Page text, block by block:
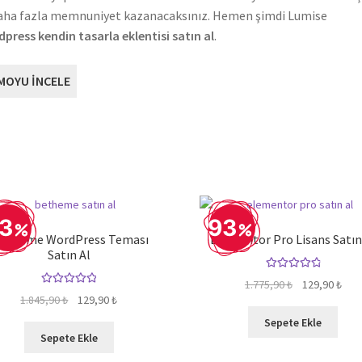
fazla memnuniyet kazanacaksınız. Hemen şimdi Lumise
kendin tasarla eklentisi satın al.
İNCELE
WordPress Teması
Satın Al
5.00oy aldı
1.845,90₺
Orijinal
1.845,90 ₺.
129,90₺Şu
Sepete Ekle
Elementor Pro Lisans
4.92 oy aldı
93
1.775,90₺
Orijinal
1.775,90 ₺.
129,90₺Şu
Sepete Ekle